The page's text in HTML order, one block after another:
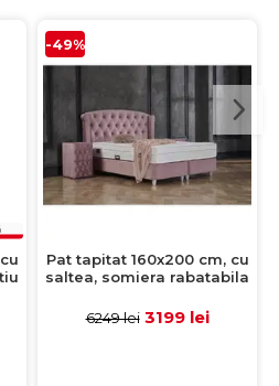
-49%
Pat tapitat 160x200 cm, cu
saltea, somiera rabatabila
stofa roz
6249 lei 3199 lei